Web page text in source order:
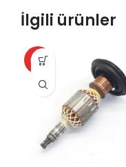
İlgili ürünler
HOT